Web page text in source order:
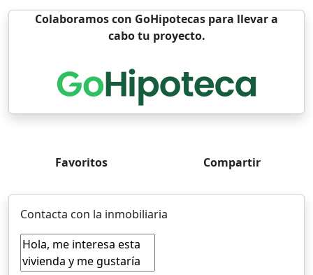
Colaboramos con GoHipotecas para llevar a
cabo tu proyecto.
Favoritos Compartir
Contacta con la inmobiliaria